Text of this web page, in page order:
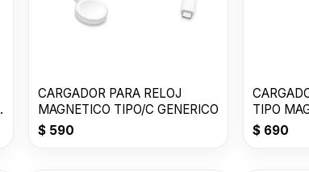
CARGADOR PARA RELOJ
MAGNETICO TIPO/C GENERICO
$590
TIPO
$ 690